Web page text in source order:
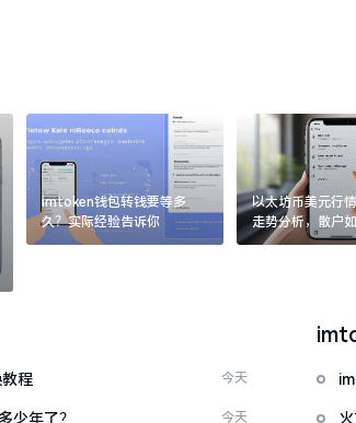
imtoken钱包转钱要等多
久？实际经验告诉你
以太坊币美元行
走势分析，散户
涨杀跌被套牢
程 今天
少年了？ 今天